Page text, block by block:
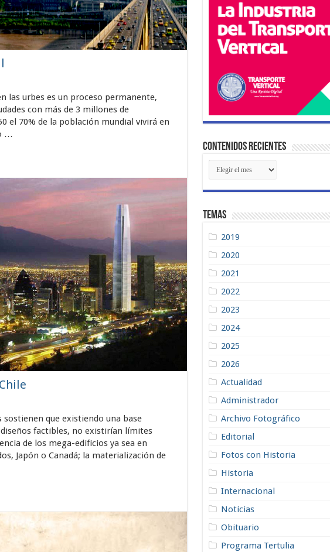
las urbes es un proceso permanente,
con más de 3 millones de
el 70% de la población mundial vivirá en
…
que existiendo una base
factibles, no existirían límites
de los mega-edificios ya sea en
Japón o Canadá; la materialización de
Contenidos Recientes
Contenidos
Recientes
Temas
2019
2020
2021
2022
2023
2024
2025
2026
Actualidad
Administrador
Archivo Fotográfico
Editorial
Fotos con Historia
Historia
Internacional
Noticias
Obituario
Programa Tertulia